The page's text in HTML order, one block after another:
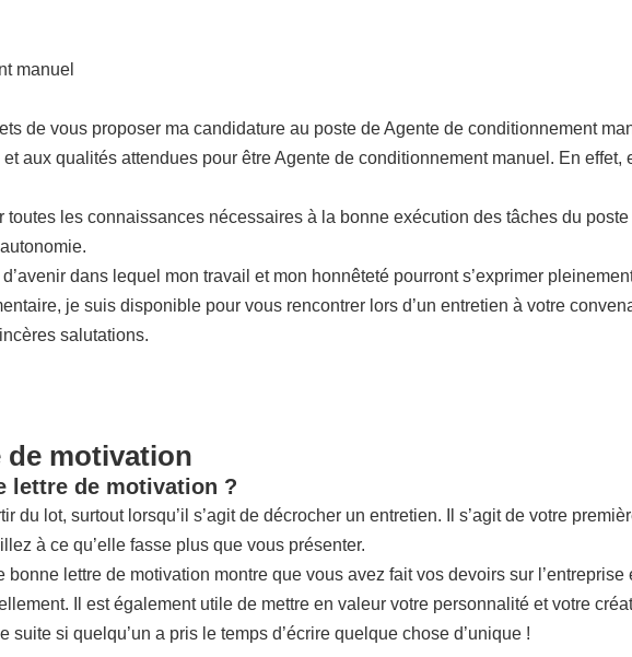
manuel
de vous proposer ma candidature au poste de Agente de conditionnement
aux qualités attendues pour être Agente de conditionnement manuel. En
toutes les connaissances nécessaires à la bonne exécution des tâches du
dans lequel mon travail et mon honnêteté pourront s’exprimer
je suis disponible pour vous rencontrer lors d’un entretien à votre
salutations.
de motivation
lettre de motivation ?
lot, surtout lorsqu’il s’agit de décrocher un entretien. Il s’agit de votre
à ce qu’elle fasse plus que vous présenter.
lettre de motivation montre que vous avez fait vos devoirs sur
Il est également utile de mettre en valeur votre personnalité et votre
si quelqu’un a pris le temps d’écrire quelque chose d’unique !